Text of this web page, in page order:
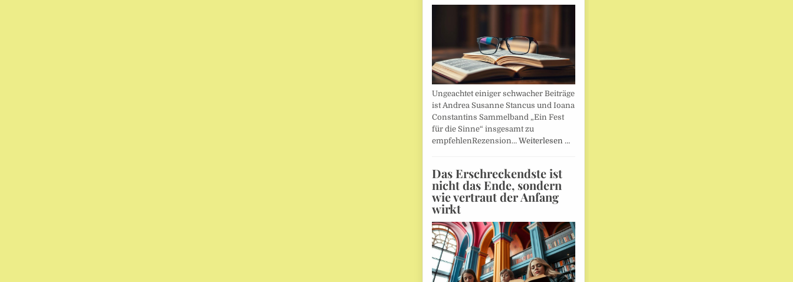
Ungeachtet einiger schwacher Beiträge
ist Andrea Susanne Stancus und Ioana
Constantins Sammelband „Ein Fest
für die Sinne“ insgesamt zu
empfehlenRezension… Weiterlesen …
Das Erschreckendste ist
nicht das Ende, sondern
wie vertraut der Anfang
wirkt